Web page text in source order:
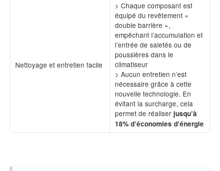
Nettoyage et entretien facile
> Chaque composant est
équipé du revêtement «
double barrière »,
empêchant l’accumulation et
l’entrée de saletés ou de
poussières dans le
climatiseur
> Aucun entretien n’est
nécessaire grâce à cette
nouvelle technologie. En
évitant la surcharge, cela
permet de réaliser jusqu’à
18% d’économies d’énergie